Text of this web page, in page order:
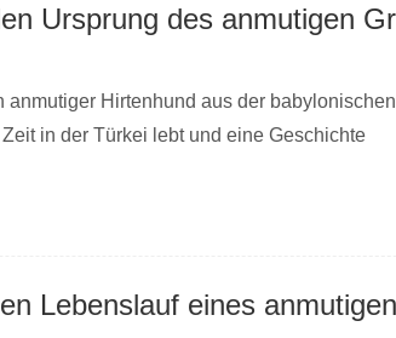
anmutiger Hirtenhund aus der
in der Türkei lebt und eine Geschichte